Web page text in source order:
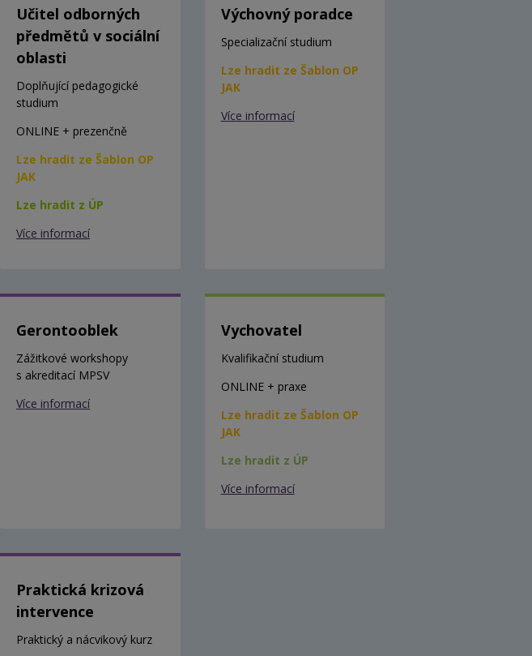
Učitel odborných
předmětů v sociální
oblasti
Doplňující pedagogické
studium
ONLINE + prezenčně
Lze hradit ze Šablon OP
JAK
Lze hradit z ÚP
Více informací
Výchovný poradce
Specializační studium
Lze hradit ze Šablon OP
JAK
Více informací
Gerontooblek
Zážitkové workshopy
s akreditací MPSV
Více informací
Vychovatel
Kvalifikační studium
ONLINE + praxe
Lze hradit ze Šablon OP
JAK
Lze hradit z ÚP
Více informací
Praktická krizová
intervence
Praktický a nácvikový kurz